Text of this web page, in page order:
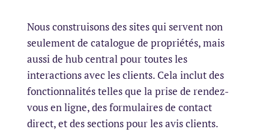
Nous construisons des sites qui servent non
seulement de catalogue de propriétés, mais
aussi de hub central pour toutes les
interactions avec les clients. Cela inclut des
fonctionnalités telles que la prise de rendez-
vous en ligne, des formulaires de contact
direct, et des sections pour les avis clients.